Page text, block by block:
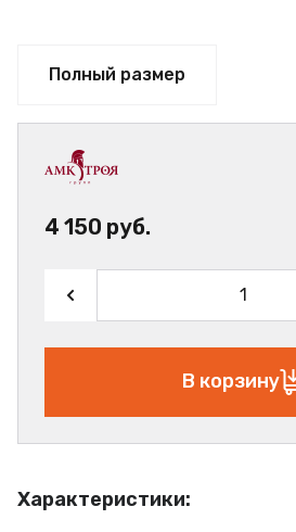
Полный размер
Характеристики:
4 150 руб.
В корзину